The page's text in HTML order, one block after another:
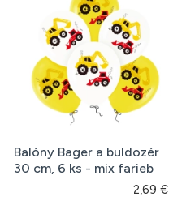
Balóny Bager a buldozér
30 cm, 6 ks - mix farieb
2,69 €